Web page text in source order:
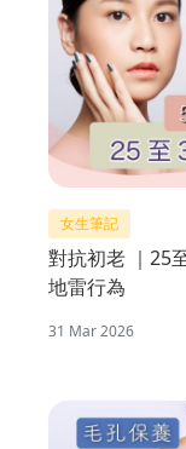
女生筆記
對抗初老 ｜25
地雷行為
31 Mar 2026